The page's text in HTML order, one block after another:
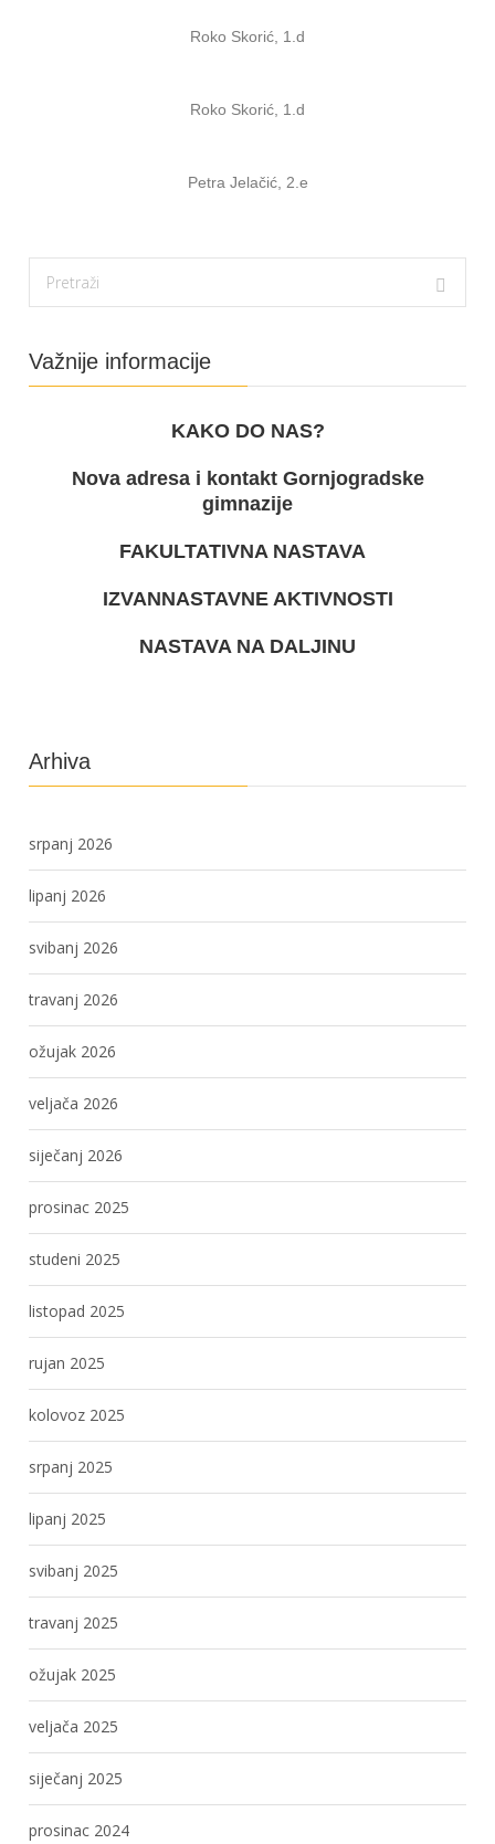
Roko Skorić, 1.d
Roko Skorić, 1.d
Petra Jelačić, 2.e
Važnije informacije
KAKO DO NAS?
Nova adresa i kontakt Gornjogradske
gimnazije
FAKULTATIVNA NASTAVA
IZVANNASTAVNE AKTIVNOSTI
NASTAVA NA DALJINU
Arhiva
srpanj 2026
lipanj 2026
svibanj 2026
travanj 2026
ožujak 2026
veljača 2026
siječanj 2026
prosinac 2025
studeni 2025
listopad 2025
rujan 2025
kolovoz 2025
srpanj 2025
lipanj 2025
svibanj 2025
travanj 2025
ožujak 2025
veljača 2025
siječanj 2025
prosinac 2024